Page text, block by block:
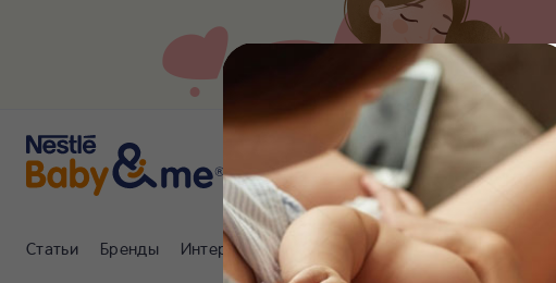
Статьи Бренды Интернет-магазин Клуб Nestlé Baby&me